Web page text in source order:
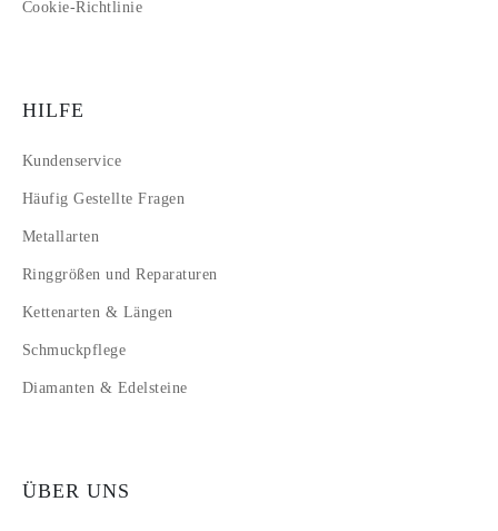
Cookie-Richtlinie
HILFE
Kundenservice
Häufig Gestellte Fragen
Metallarten
Ringgrößen und Reparaturen
Kettenarten & Längen
Schmuckpflege
Diamanten & Edelsteine
ÜBER UNS